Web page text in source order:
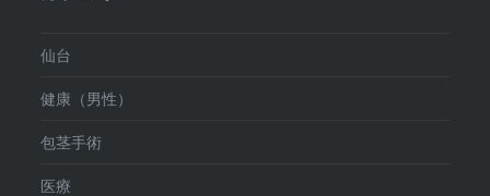
仙台
健康（男性）
包茎手術
医療